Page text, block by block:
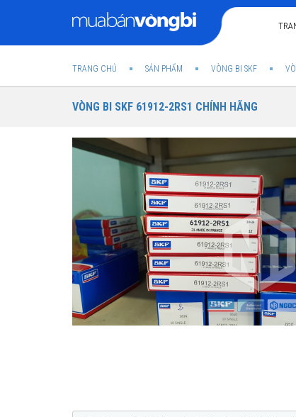
TRANG CHỦ SẢN PHẨM VÒNG BI SKF
VÒNG BI SKF 61912-2RS1 CHÍNH HÃNG